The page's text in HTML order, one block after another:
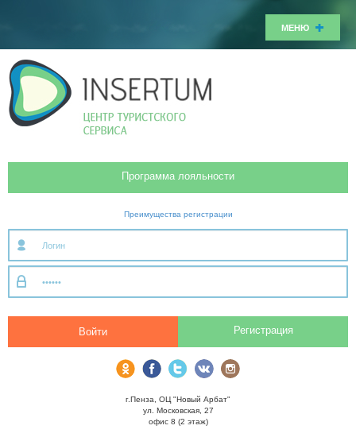
МЕНЮ
Программа лояльности
Преимущества регистрации
Регистрация
г.Пенза, ОЦ "Новый Арбат"
ул. Московская, 27
офис 8 (2 этаж)